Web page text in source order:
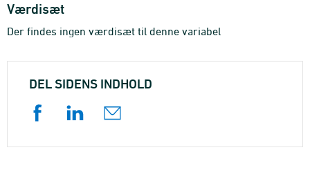
Værdisæt
Der findes ingen værdisæt til denne variabel
DEL SIDENS INDHOLD